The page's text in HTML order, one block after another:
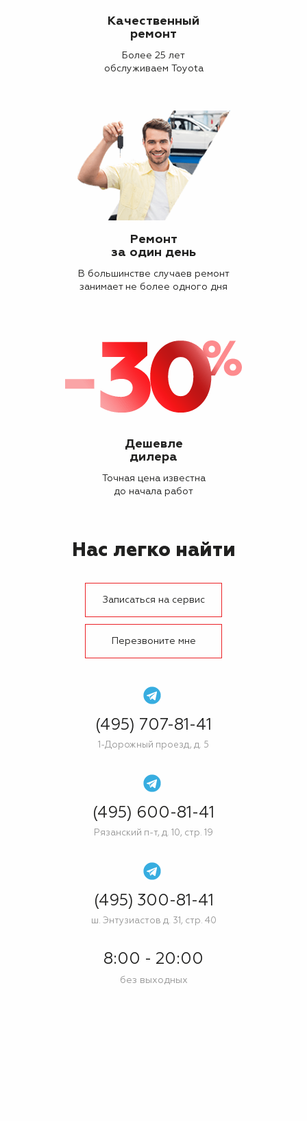
Качественный
ремонт
Более 25 лет
обслуживаем Toyota
Ремонт
за один день
В большинстве случаев ремонт
занимает не более одного дня
Дешевле
дилера
Точная цена известна
до начала работ
Нас легко найти
Записаться на сервис
Перезвоните мне
(495) 707-81-41
1-Дорожный проезд, д. 5
(495) 600-81-41
Рязанский п-т, д. 10, стр. 19
(495) 300-81-41
ш. Энтузиастов д. 31, стр. 40
8:00 - 20:00
без выходных